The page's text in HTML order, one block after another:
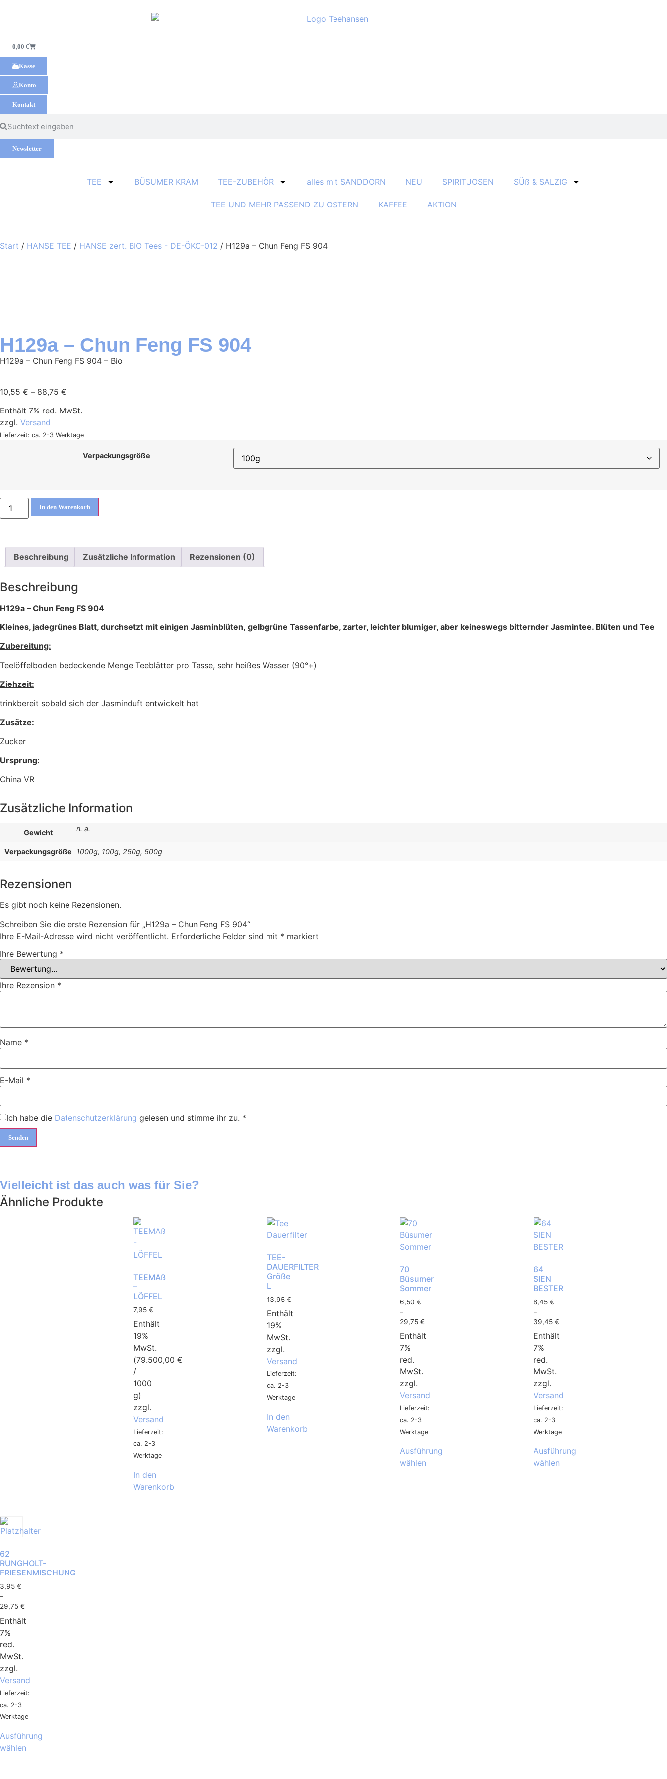
0,00 €
Kasse
Konto
Kontakt
Newsletter
TEE BÜSUMER KRAM TEE-ZUBEHÖR alles mit SANDDORN NEU SPIRITUOSEN SÜß & SALZIG
TEE UND MEHR PASSEND ZU OSTERN KAFFEE AKTION
Start / HANSE TEE / HANSE zert. BIO Tees - DE-ÖKO-012 / H129a – Chun Feng FS 904
H129a – Chun Feng FS 904
H129a – Chun Feng FS 904 – Bio
10,55 € – 88,75 €
Enthält 7% red. MwSt.
zzgl. Versand
Lieferzeit: ca. 2-3 Werktage
Verpackungsgröße
In den Warenkorb
Beschreibung Zusätzliche Information Rezensionen (0)
Beschreibung
H129a – Chun Feng FS 904
Kleines, jadegrünes Blatt, durchsetzt mit einigen Jasminblüten, gelbgrüne Tassenfarbe, zarter, leichter blumiger, aber keineswegs bitternder Jasmintee. Blüten und Tee
Zubereitung:
Teelöffelboden bedeckende Menge Teeblätter pro Tasse, sehr heißes Wasser (90°+)
Ziehzeit:
trinkbereit sobald sich der Jasminduft entwickelt hat
Zusätze:
Zucker
Ursprung:
China VR
Zusätzliche Information
Gewicht n. a.
Verpackungsgröße 1000g, 100g, 250g, 500g
Rezensionen
Es gibt noch keine Rezensionen.
Schreiben Sie die erste Rezension für „H129a – Chun Feng FS 904“
Ihre E-Mail-Adresse wird nicht veröffentlicht. Erforderliche Felder sind mit * markiert
Ihre Bewertung *
Ihre Rezension *
Name *
E-Mail *
Ich habe die Datenschutzerklärung gelesen und stimme ihr zu. *
Vielleicht ist das auch was für Sie?
Ähnliche Produkte
TEEMAß
–
LÖFFEL
7,95 €
Enthält
19%
MwSt.
(79.500,00 €
/
1000
g)
zzgl.
Versand
Lieferzeit:
ca. 2-3
Werktage
In den
Warenkorb
TEE-
DAUERFILTER
Größe
L
13,95 €
Enthält
19%
MwSt.
zzgl.
Versand
Lieferzeit:
ca. 2-3
Werktage
In den
Warenkorb
70
Büsumer
Sommer
6,50€
–
29,75€
Enthält
7%
red.
MwSt.
zzgl.
Versand
Lieferzeit:
ca. 2-3
Werktage
Ausführung
wählen
64
SIEN
BESTER
8,45€
–
39,45€
Enthält
7%
red.
MwSt.
zzgl.
Versand
Lieferzeit:
ca. 2-3
Werktage
Ausführung
wählen
62
RUNGHOLT-
FRIESENMISCHUNG
3,95 €
–
29,75 €
Enthält
7%
red.
MwSt.
zzgl.
Versand
Lieferzeit:
ca. 2-3
Werktage
Ausführung
wählen